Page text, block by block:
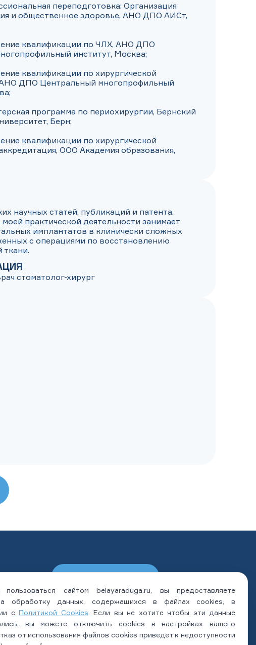
переподготовка: Организация
и общественное здоровье, АНО ДПО АИСт,
квалификации по ЧЛХ, АНО ДПО
институт, Москва;
квалификации по хирургической
ДПО Центральный многопрофильный
программа по периохирургии, Бернский
Берн;
квалификации по хирургической
ООО Академия образования,
научных статей, публикаций и патента.
практической деятельности занимает
имплантатов в клинически сложных
с операциями по восстановлению
ткани.
стоматолог-хирург
МОБИЛЬНОЕ ПРИЛОЖЕНИЕ
App Store Google Play
+7 (495) 132-31-03
НАПИСАТЬ НАМ
сайтом belayaraduga.ru, вы предоставляете
обработку данных, содержащихся в файлах cookies, в
с Политикой Cookies . Если вы не хотите чтобы эти данные
вы можете отключить cookies в настройках вашего
от использования файлов cookies приведет к недоступности